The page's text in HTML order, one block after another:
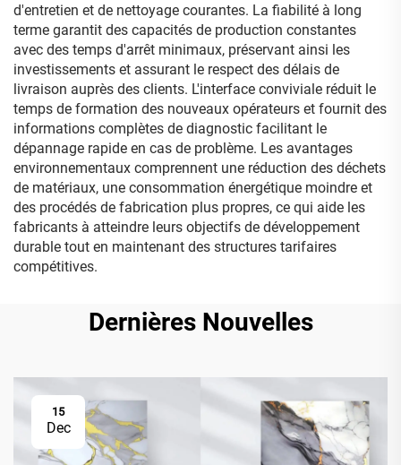
d'entretien et de nettoyage courantes. La fiabilité à long
terme garantit des capacités de production constantes
avec des temps d'arrêt minimaux, préservant ainsi les
investissements et assurant le respect des délais de
livraison auprès des clients. L'interface conviviale réduit le
temps de formation des nouveaux opérateurs et fournit des
informations complètes de diagnostic facilitant le
dépannage rapide en cas de problème. Les avantages
environnementaux comprennent une réduction des déchets
de matériaux, une consommation énergétique moindre et
des procédés de fabrication plus propres, ce qui aide les
fabricants à atteindre leurs objectifs de développement
durable tout en maintenant des structures tarifaires
compétitives.
Dernières Nouvelles
15
Dec